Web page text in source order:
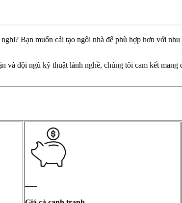
Bạn muốn cải tạo ngôi nhà để phù hợp hơn với
đội ngũ kỹ thuật lành nghề, chúng tôi cam kết
—–